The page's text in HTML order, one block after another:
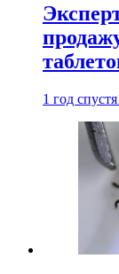
1 год спустя